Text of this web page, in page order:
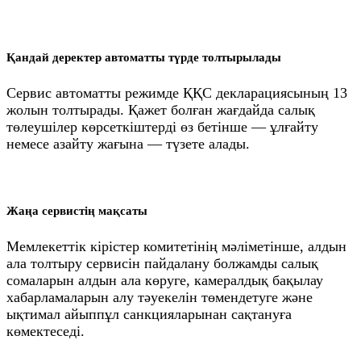
Қандай деректер автоматты түрде толтырылады
Сервис автоматты режимде ҚҚС декларациясының 13
жолын толтырады. Қажет болған жағдайда салық
төлеушілер көрсеткіштерді өз бетінше — ұлғайту
немесе азайту жағына — түзете алады.
Жаңа сервистің мақсаты
Мемлекеттік кірістер комитетінің мәліметінше, алдын
ала толтыру сервисін пайдалану болжамды салық
сомаларын алдын ала көруге, камералдық бақылау
хабарламаларын алу тәуекелін төмендетуге және
ықтимал айыппұл санкцияларынан сақтануға
көмектеседі.